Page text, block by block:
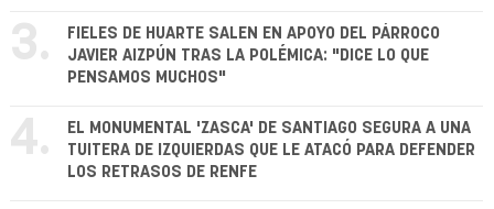
3.
FIELES DE HUARTE SALEN EN APOYO DEL PÁRROCO
JAVIER AIZPÚN TRAS LA POLÉMICA: "DICE LO QUE
PENSAMOS MUCHOS"
4.
EL MONUMENTAL 'ZASCA' DE SANTIAGO SEGURA A UNA
TUITERA DE IZQUIERDAS QUE LE ATACÓ PARA DEFENDER
LOS RETRASOS DE RENFE